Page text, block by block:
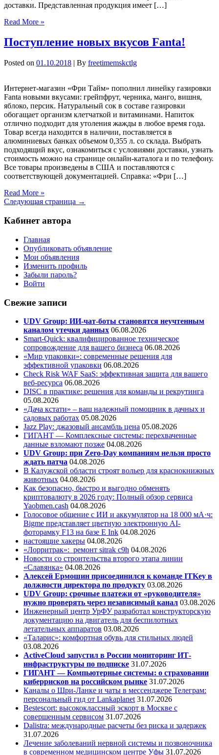
доставки. Представленная продукция имеет […]
Read More »
Поступление новых вкусов Fanta!
Posted on 01.10.2018 | By freetimemskctlg
Интернет-магазин «Фри Тайм» пополнил линейку газировки
Fanta новыми вкусами: грейпфрут, черника, манго, вишня,
яблоко, персик. Натуральный сок в составе газировки
обогащает организм клетчаткой и витаминами. Напиток
отлично подходит для утоления жажды в любое время года.
Товар всегда находится в наличии, поставляется в
алюминиевых банках объемом 0,355 л. со склада. Выбрать
подходящий вкус, ознакомиться с условиями доставки, узнать
стоимость можно на странице онлайн-каталога и по телефону.
Все товары произведены в США и поставляются с
соответствующей документацией. Справка: «Фри […]
Read More »
Следующая страница →
Кабинет автора
Главная
Опубликовать объявление
Мои объявления
Изменить профиль
Забыли пароль?
Войти
Свежие записи
UDV Group: ИИ-чат-боты становятся неучтенным
каналом утечки данных 06.08.2026
Smart-Quick: квалифицированное техническое
сопровождение для вашего бизнеса 06.08.2026
«Мир упаковки»: современные решения для
эффективной упаковки 06.08.2026
Check Risk WAF SaaS: эффективная защита для вашего
веб-ресурса 06.08.2026
DISC в практике: решения для команды и рекрутинга
05.08.2026
«Дача кстати» – ваш надежный помощник в дачных и
садовых работах 05.08.2026
Jazz Play: джазовый ансамбль цена 05.08.2026
ГИГАНТ — Комплексные системы: перехваченные
данные взломают позже 04.08.2026
UDV Group: при Zero-Day компаниям нельзя просто
ждать патча 04.08.2026
В Калужской области строят вольер для краснокнижных
животных 04.08.2026
Как безопасно, быстро и выгодно обменять
криптовалюту в 2026 году: Полный обзор сервиса
Yaobmen.cash 04.08.2026
Голосовое общение с ИИ и аккумулятор на 18 000 мА·ч:
Bigme представляет цветную электронную AI-
фоторамку F13 на базе E Ink 04.08.2026
настоящие хакеры 04.08.2026
«Лорритрак»: ремонт sitrak c9h 04.08.2026
Новости со строительства второго этапа линии
«Славянка» 04.08.2026
Алексей Ермошин присоединился к команде ITKey в
должности директора по продукту 03.08.2026
UDV Group: срочные платежи от «руководителя»
нужно проверять через независимый канал 03.08.2026
Инженерный центр УрФУ разработал конструкторскую
документацию на двигатель для беспилотных
летательных аппаратов 03.08.2026
«Таларис»: комфортная обувь для стильных людей
03.08.2026
ActiveCloud запустил в России мониторинг ИТ-
инфраструктуры по подписке 31.07.2026
ГИГАНТ — Компьютерные системы: о страховании
киберрисков на российском рынке 31.07.2026
Каналы о Шри-Ланке и чаты в мессенджере Телеграм:
персональный гид от Lankaplanet 31.07.2026
Bestescort: высококлассный эскорт в Москве с
совершенным сервисом 31.07.2026
Dalistra: международные расчеты без риска и задержек
31.07.2026
Лечение заболеваний нервной системы и позвоночника
в современном медицинском центре Уфы 31.07.2026